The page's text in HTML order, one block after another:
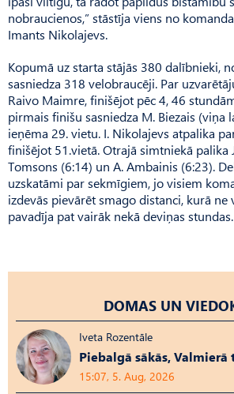
nobraucienos,” stāstīja viens no
Imants Nikolajevs.
Kopumā uz starta stājās 380 dalībnieki,
sasniedza 318 velobraucēji. Par
Raivo Maimre, finišējot pēc 4, 46
pirmais finišu sasniedza M. Biezais (viņa
ieņēma 29. vietu. I. Nikolajevs atpalika
finišējot 51.vietā. Otrajā simtniekā palika
Tomsons (6:14) un A. Ambainis (6:23).
uzskatāmi par sekmīgiem, jo visiem
izdevās pievārēt smago distanci, kurā ne
pavadīja pat vairāk nekā deviņas stundas.
DOMAS UN
Iveta Rozentāle
Piebalgā sākās, Valmierā
15:07, 5. Aug, 2026